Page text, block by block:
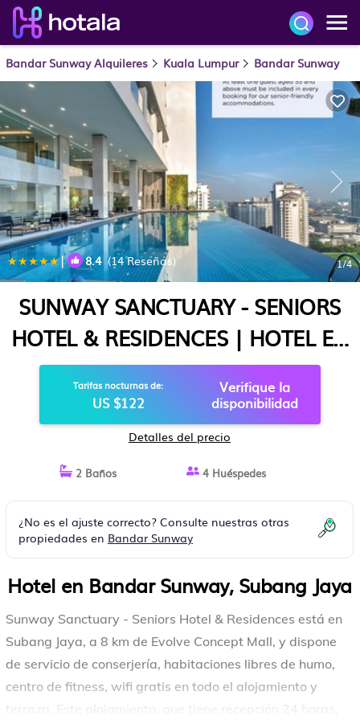
Bandar Sunway Alquileres Kuala Lumpur Bandar Sunway
| 8.4(14 Reseñas) 1/4
SUNWAY SANCTUARY - SENIORS
HOTEL & RESIDENCES | HOTEL EN
SUBANG JAYA
Tarifas nocturnas de:
US $122
Verifique la
disponibilidad
Detalles del precio
2 Baños 4 Huéspedes
¿No es el ajuste correcto? Consulte nuestras otras
propiedades en Bandar Sunway
Hotel en Bandar Sunway, Subang Jaya
Sunway Sanctuary - Seniors Hotel & Residences está en
Subang Jaya, a 8 km de Evolve Concept Mall, y dispone
de servicio de conserjería, habitaciones libres de humo,
centro de fitness, wifi gratis en todo el alojamiento y
terraza. Este alojamiento, que tiene recepción 24 horas,